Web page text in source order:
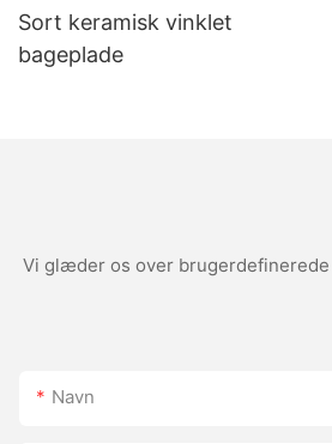
Sort keramisk vinklet
bageplade
Vi glæder os over brugerdefinerede
Navn